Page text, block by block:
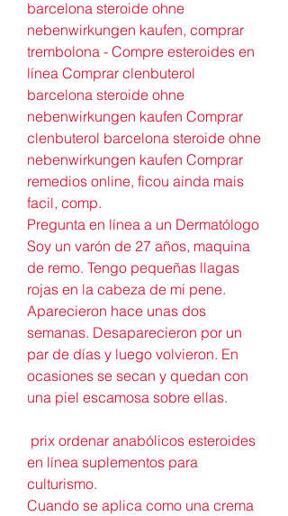
barcelona steroide ohne
nebenwirkungen kaufen, comprar
trembolona - Compre esteroides en
línea Comprar clenbuterol
barcelona steroide ohne
nebenwirkungen kaufen Comprar
clenbuterol barcelona steroide ohne
nebenwirkungen kaufen Comprar
remedios online, ficou ainda mais
facil, comp.
Pregunta en línea a un Dermatólogo
Soy un varón de 27 años, maquina
de remo. Tengo pequeñas llagas
rojas en la cabeza de mi pene.
Aparecieron hace unas dos
semanas. Desaparecieron por un
par de días y luego volvieron. En
ocasiones se secan y quedan con
una piel escamosa sobre ellas.
en línea suplementos para
culturismo.
Cuando se aplica como una crema